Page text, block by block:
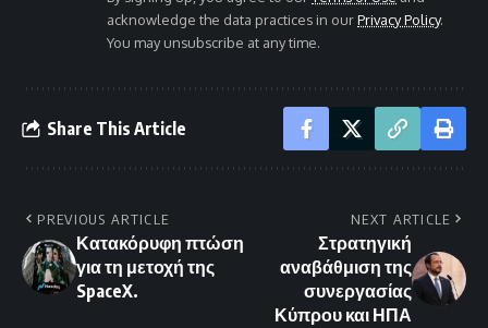
acknowledge the data practices in ourPrivacy Policy.
You may unsubscribe at any time.
Share This Article
PREVIOUS ARTICLE
Κατακόρυφη πτώση
για τη μετοχή της
SpaceX.
NEXT ARTICLE
Στρατηγική
αναβάθμιση της
συνεργασίας
Κύπρου και ΗΠΑ